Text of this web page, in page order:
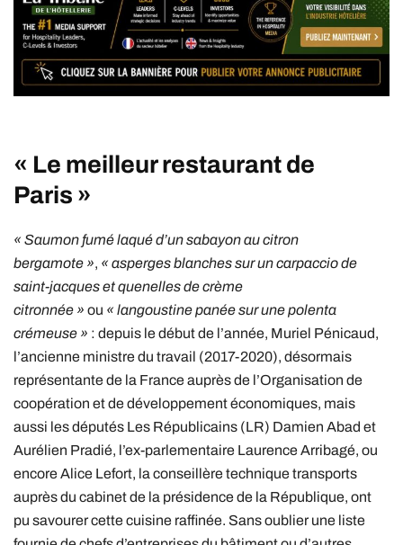
« Le meilleur restaurant de
Paris »
« Saumon fumé laqué d’un sabayon au citron
bergamote », « asperges blanches sur un carpaccio de
saint-jacques et quenelles de crème
citronnée » ou « langoustine panée sur une polenta
crémeuse » : depuis le début de l’année, Muriel Pénicaud,
l’ancienne ministre du travail (2017-2020), désormais
représentante de la France auprès de l’Organisation de
coopération et de développement économiques, mais
aussi les députés Les Républicains (LR) Damien Abad et
Aurélien Pradié, l’ex-parlementaire Laurence Arribagé, ou
encore Alice Lefort, la conseillère technique transports
auprès du cabinet de la présidence de la République, ont
pu savourer cette cuisine raffinée. Sans oublier une liste